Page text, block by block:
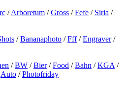
/Arboretum /Gross /Fefe / Siria /
/Bananaphoto /Fff/Engraver/
/BW /Bier/Food /Bahn /KGA /
Auto /Photofriday